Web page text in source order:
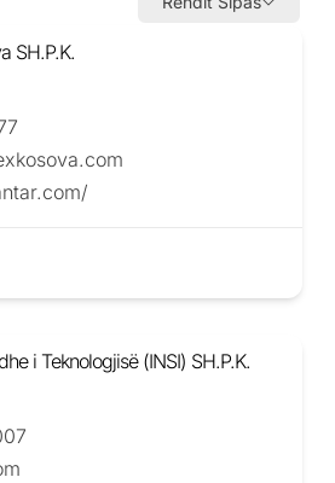
SH.P.K.
i Teknologjisë (INSI) SH.P.K.